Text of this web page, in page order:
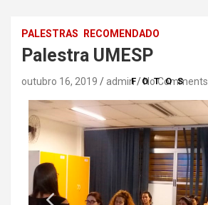
PALESTRAS RECOMENDADO
Palestra UMESP
outubro 16, 2019 admin No Comments
FOTOS